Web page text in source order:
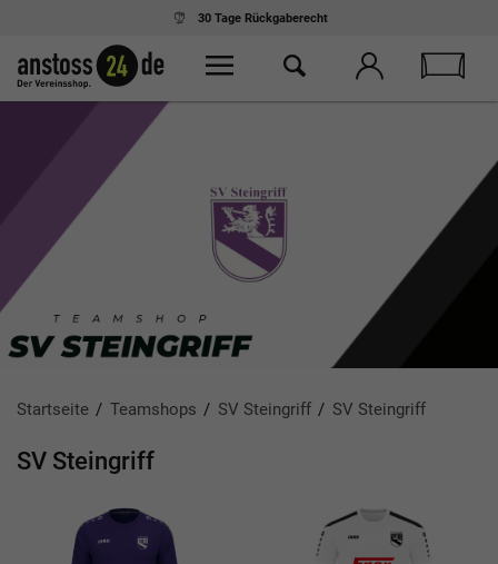
Ab 75,- € Einkaufkostenloser Versand
Startseite Teamshops SV Steingriff SV Steingriff
SV Steingriff